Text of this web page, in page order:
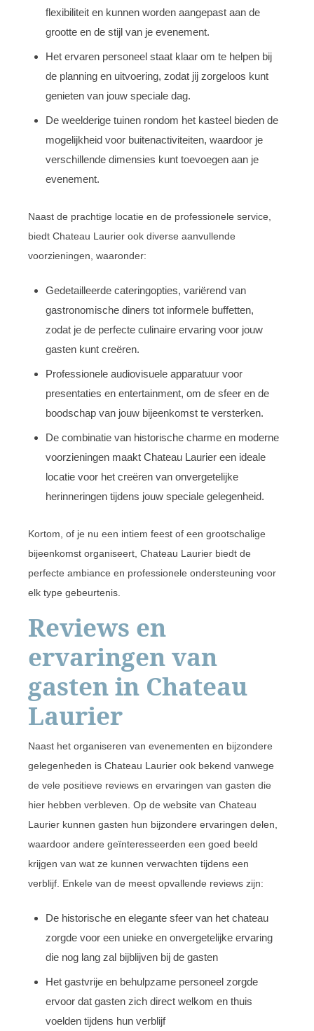
flexibiliteit en kunnen worden aangepast aan de
grootte en de stijl van je evenement.
Het ervaren personeel staat klaar om te helpen bij
de planning en uitvoering, zodat jij zorgeloos kunt
genieten van jouw speciale dag.
De weelderige tuinen rondom het kasteel bieden de
mogelijkheid voor buitenactiviteiten, waardoor je
verschillende dimensies kunt toevoegen aan je
evenement.
Naast de prachtige locatie en de professionele service,
biedt Chateau Laurier ook diverse aanvullende
voorzieningen, waaronder:
Gedetailleerde cateringopties, variërend van
gastronomische diners tot informele buffetten,
zodat je de perfecte culinaire ervaring voor jouw
gasten kunt creëren.
Professionele audiovisuele apparatuur voor
presentaties en entertainment, om de sfeer en de
boodschap van jouw bijeenkomst te versterken.
De combinatie van historische charme en moderne
voorzieningen maakt Chateau Laurier een ideale
locatie voor het creëren van onvergetelijke
herinneringen tijdens jouw speciale gelegenheid.
Kortom, of je nu een intiem feest of een grootschalige
bijeenkomst organiseert, Chateau Laurier biedt de
perfecte ambiance en professionele ondersteuning voor
elk type gebeurtenis.
Reviews en
ervaringen van
gasten in Chateau
Laurier
Naast het organiseren van evenementen en bijzondere
gelegenheden is Chateau Laurier ook bekend vanwege
de vele positieve reviews en ervaringen van gasten die
hier hebben verbleven. Op de website van Chateau
Laurier kunnen gasten hun bijzondere ervaringen delen,
waardoor andere geïnteresseerden een goed beeld
krijgen van wat ze kunnen verwachten tijdens een
verblijf. Enkele van de meest opvallende reviews zijn:
De historische en elegante sfeer van het chateau
zorgde voor een unieke en onvergetelijke ervaring
die nog lang zal bijblijven bij de gasten
Het gastvrije en behulpzame personeel zorgde
ervoor dat gasten zich direct welkom en thuis
voelden tijdens hun verblijf